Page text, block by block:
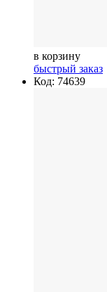
в корзину
быстрый заказ
Код: 74639